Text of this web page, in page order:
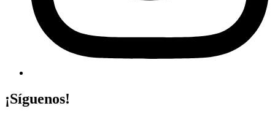
¡Síguenos!